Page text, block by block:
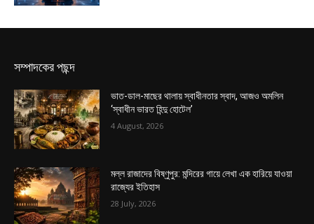
সম্পাদকের পছন্দ
ভাত-ডাল-মাছের থালায় স্বাধীনতার স্বাদ, আজও অমলিন
‘স্বাধীন ভারত হিন্দু হোটেল’
4 August, 2026
মল্ল রাজাদের বিষ্ণুপুর: মন্দিরের গায়ে লেখা এক হারিয়ে যাওয়া
রাজ্যের ইতিহাস
28 July, 2026